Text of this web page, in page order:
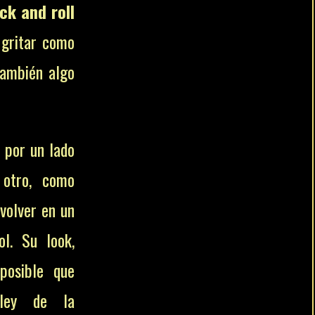
and roll
como
algo
un lado
como
en un
Su look,
que
de la